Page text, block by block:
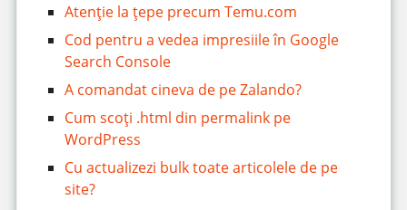
Atenție la țepe precum Temu.com
Cod pentru a vedea impresiile în Google
Search Console
A comandat cineva de pe Zalando?
Cum scoți .html din permalink pe
WordPress
Cu actualizezi bulk toate articolele de pe
site?